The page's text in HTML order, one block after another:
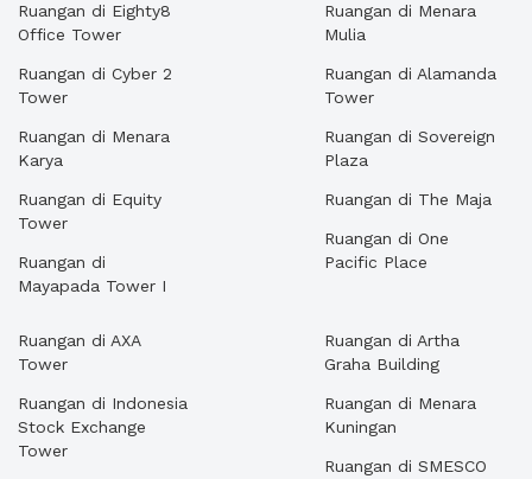
Ruangan di Eighty8
Office Tower
Ruangan di Cyber 2
Tower
Ruangan di Menara
Karya
Ruangan di Equity
Tower
Ruangan di
Mayapada Tower I
Ruangan di Menara
Mulia
Ruangan di Alamanda
Tower
Ruangan di Sovereign
Plaza
Ruangan di The Maja
Ruangan di One
Pacific Place
Ruangan di AXA
Tower
Ruangan di Indonesia
Stock Exchange
Tower
Ruangan di Artha
Graha Building
Ruangan di Menara
Kuningan
Ruangan di SMESCO